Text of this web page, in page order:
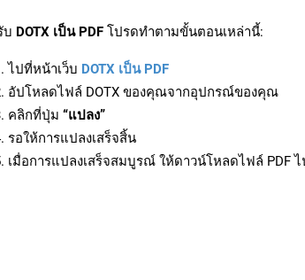
บ DOTX เป็น PDF โปรดทำตามขั้นตอนเหล่านี้:
ไปที่หน้าเว็บ DOTX เป็น PDF
อัปโหลดไฟล์ DOTX ของคุณจากอุปกรณ์ของคุณ
คลิกที่ปุ่ม “แปลง”
รอให้การแปลงเสร็จสิ้น
เมื่อการแปลงเสร็จสมบูรณ์ ให้ดาวน์โหลดไฟล์ PDF